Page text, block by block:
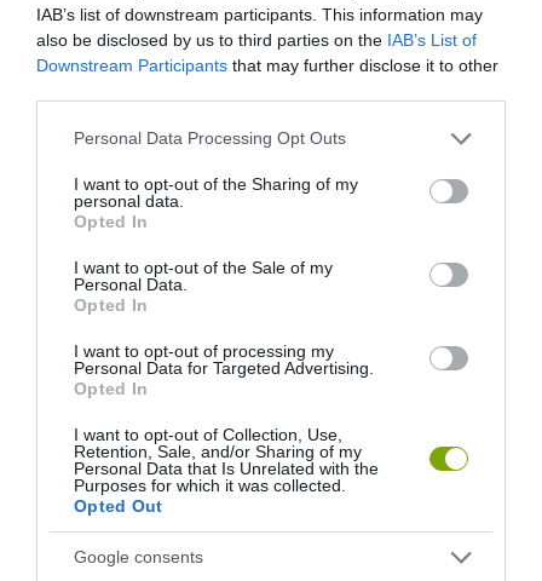
IAB’s list of downstream participants. This information may
also be disclosed by us to third parties on the IAB’s List of
Downstream Participants that may further disclose it to other
Please note that this website/app uses one or more Google
not limited to your visit or usage behaviour. You may click to
grant or deny consent to Google and its third-party tags to
use your data for below specified purposes in below Google
consent section.
Personal Data Processing Opt Outs
I want to opt-out of the Sharing of my
personal data.
Opted In
I want to opt-out of the Sale of my
Personal Data.
Opted In
I want to opt-out of processing my
Personal Data for Targeted Advertising.
Opted In
I want to opt-out of Collection, Use,
Retention, Sale, and/or Sharing of my
Personal Data that Is Unrelated with the
Purposes for which it was collected.
Opted Out
Google consents
KÖVETKEZŐ CIKK
NEMO PONT: A BOLYGÓNK AZON PONTJA, AMELY
HASONLÓ ÉRDEKESSÉGEK
HOGYAN HÚZNAK BE A
JÁTÉKOK A
MIKROTRANZAKCIÓK
VIDEÓJÁTÉK AZ AUTIZMUS